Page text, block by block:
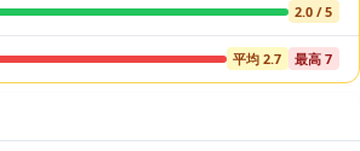
2.0 / 5
平均 2.7 最高 7